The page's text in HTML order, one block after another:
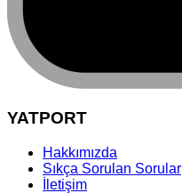
YATPORT
Hakkımızda
Sıkça Sorulan Sorular
İletişim